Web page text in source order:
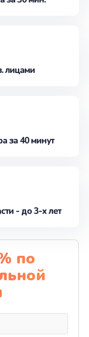
лицами
за 40 минут
- до 3-х лет
по